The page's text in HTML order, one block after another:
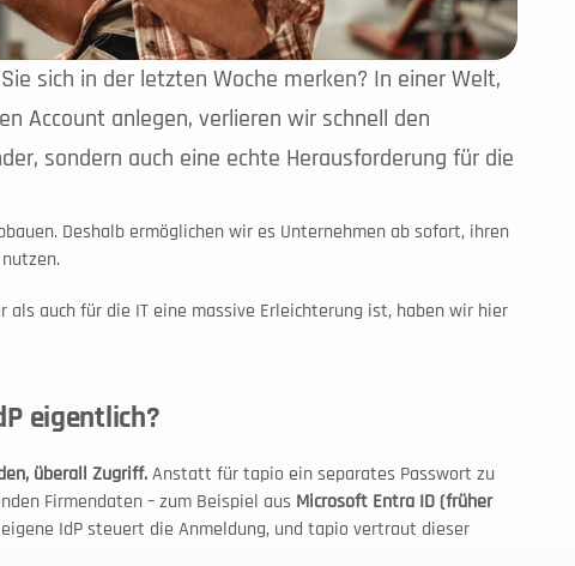
sich in der letzten Woche merken? In einer Welt,
Account anlegen, verlieren wir schnell den
sondern auch eine echte Herausforderung für die
Genau hier setzen wir bei tapio an. Wir wollen Barrieren abbauen. Deshalb ermöglichen wir es Unternehmen ab sofort, ihren
auch für die IT eine massive Erleichterung ist, haben wir hier
eigentlich?
überall Zugriff. Anstatt für tapio ein separates Passwort zu
Firmendaten – zum Beispiel aus Microsoft Entra ID (früher
IdP steuert die Anmeldung, und tapio vertraut dieser